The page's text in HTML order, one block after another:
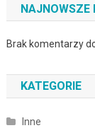
NAJNOWSZE
Brak komentarzy
KATEGORIE
Inne